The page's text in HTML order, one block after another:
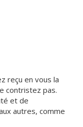
reçu en vous la
contristez pas.
et de
autres, comme